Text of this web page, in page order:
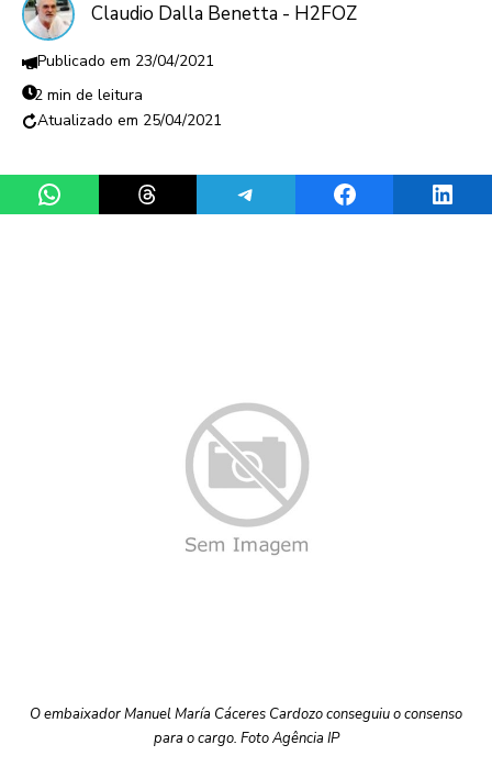
Claudio Dalla Benetta - H2FOZ
23/04/2021
2 min de leitura
25/04/2021
Share on WhatsAppShare on ThreadsShare on TelegramShare on Facebook
O embaixador Manuel María Cáceres Cardozo conseguiu o consenso
para o cargo. Foto Agência IP